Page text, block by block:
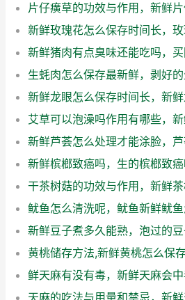
生蚝肉怎么保存最新鲜，剥好
新鲜槟榔致癌吗，生的槟榔致
鱿鱼怎么清洗呢，鱿鱼新鲜鱿
新鲜豆子煮多久能熟，泡过的
鲜天麻有没有毒，新鲜天麻会中